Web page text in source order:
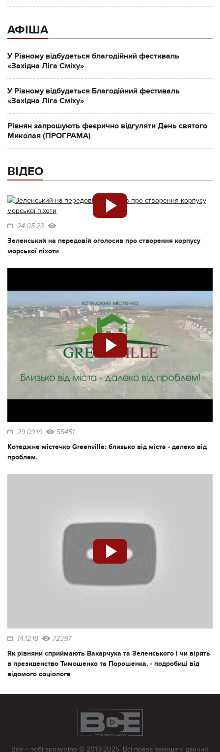
АФІША
У Рівному відбудеться благодійний фестиваль
«Західна Ліга Сміху»
У Рівному відбудеться Благодійний фестиваль
«Західна Ліга Сміху»
Рівнян запрошують феєрично відгуляти День святого
Миколая (ПРОГРАМА)
ВІДЕО
24.05.23
Зеленський на передовій оголосив про створення корпусу
морської піхоти
29.09.19 55451
Котеджне містечко Greenville: близько від міста - далеко від
проблем.
14.12.18 72397
Як рівняни сприймають Вакарчука та Зеленського і чи вірять
в президенство Тимошенко та Порошенка, - подробиці від
відомого соціолога
Все – тобі зрозуміло © 2013-2025. Всі права захищені діючим